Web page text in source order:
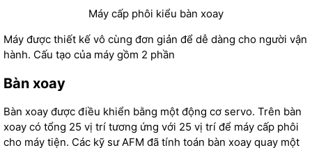
Máy cấp phôi kiểu bàn xoay
Máy được thiết kế vô cùng đơn giản để dễ dàng cho người vận
hành. Cấu tạo của máy gồm 2 phần
Bàn xoay
Bàn xoay được điều khiển bằng một động cơ servo. Trên bàn
xoay có tổng 25 vị trí tương ứng với 25 vị trí để máy cấp phôi
cho máy tiện. Các kỹ sư AFM đã tính toán bàn xoay quay một